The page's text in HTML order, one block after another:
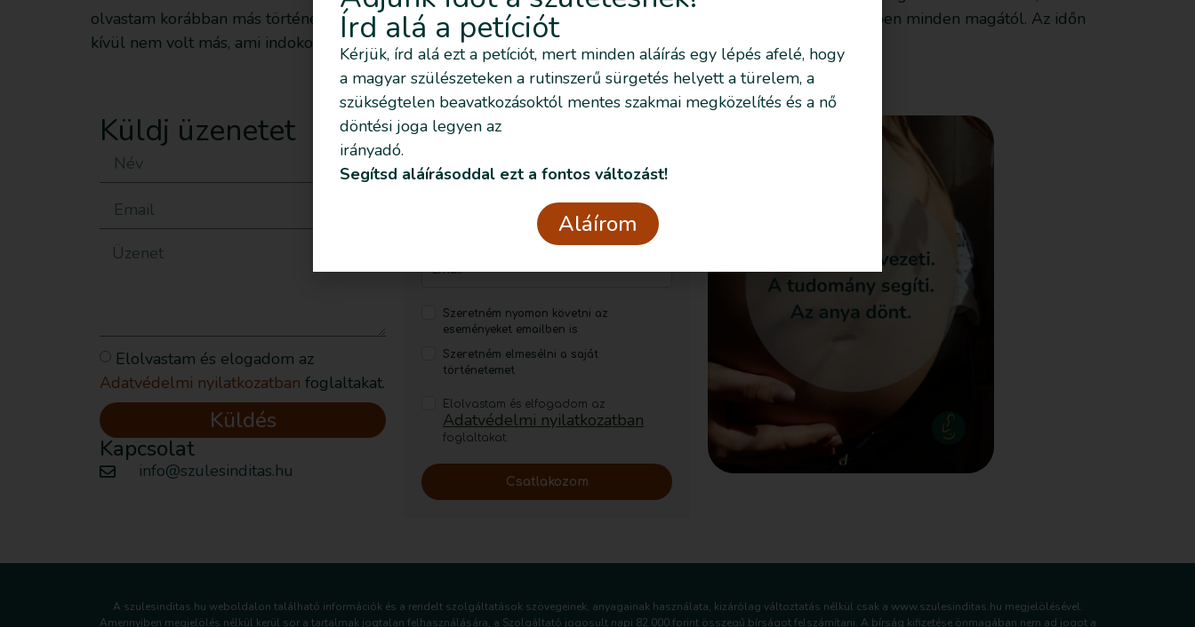
olvastam korábban más történetében, hogy ilyet lehet. Szívem szerint vártam volna még, hogy elinduljon szépen minden magától. Az időn
kívül nem volt más, ami indokolta […]
Küldj üzenetet
Elolvastam és elogadom az
Adatvédelmi nyilatkozatban foglaltakat.
Küldés
Kapcsolat
info@szulesinditas.hu
követni az eseményeket
Szeretném nyomon követni az
eseményeket emailben is
Szeretném elmesélni a saját
történetemet
Elolvastam és elfogadom az
Adatvédelmi nyilatkozatban
foglaltakat.
Csatlakozom
A szulesinditas.hu weboldalon található információk és a rendelt szolgáltatások szövegeinek, anyagainak használata, kizárólag változtatás nélkül csak a www.szulesinditas.hu megjelölésével.
Amennyiben megjelölés nélkül kerül sor a tartalmak jogtalan felhasználására, a Szolgáltató jogosult napi 82.000 forint összegű bírságot felszámítani. A bírság kifizetése önmagában nem ad jogot a
Írd alá a petíciót
Kérjük, írd alá ezt a petíciót, mert minden aláírás egy lépés afelé, hogy
a magyar szülészeteken a rutinszerű sürgetés helyett a türelem, a
szükségtelen beavatkozásoktól mentes szakmai megközelítés és a nő
döntési joga legyen az
irányadó.
Segítsd aláírásoddal ezt a fontos változást!
Aláírom